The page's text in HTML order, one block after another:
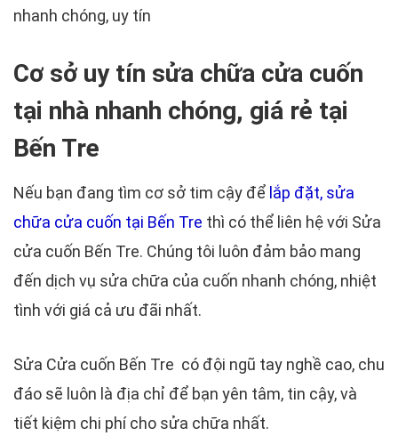
nhanh chóng, uy tín
Cơ sở uy tín sửa chữa cửa cuốn
tại nhà nhanh chóng, giá rẻ tại
Bến Tre
Nếu bạn đang tìm cơ sở tim cậy để lắp đặt, sửa
chữa cửa cuốn tại Bến Tre thì có thể liên hệ với Sửa
cửa cuốn Bến Tre. Chúng tôi luôn đảm bảo mang
đến dịch vụ sửa chữa của cuốn nhanh chóng, nhiệt
tình với giá cả ưu đãi nhất.
Sửa Cửa cuốn Bến Tre có đội ngũ tay nghề cao, chu
đáo sẽ luôn là địa chỉ để bạn yên tâm, tin cậy, và
tiết kiệm chi phí cho sửa chữa nhất.